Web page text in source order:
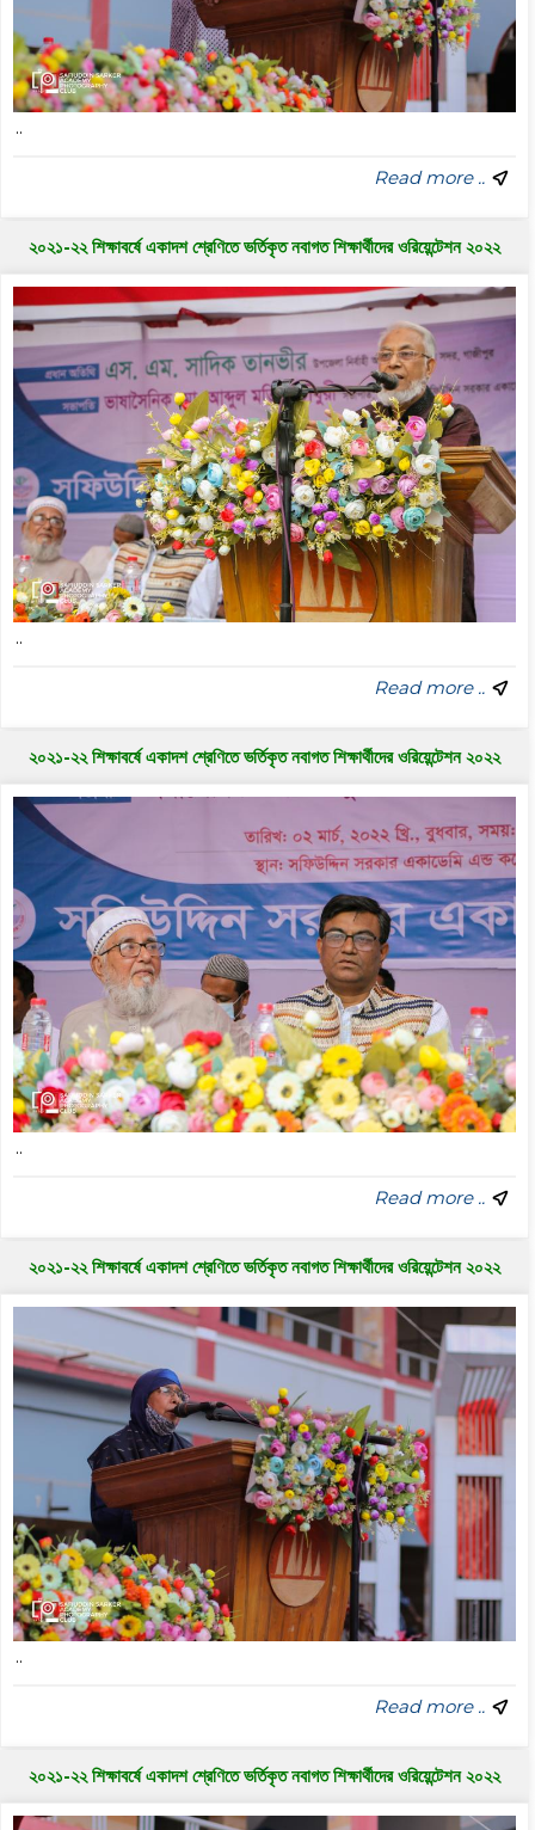
..
Read more ..
২০২১-২২ শিক্ষাবর্ষে একাদশ শ্রেণিতে ভর্তিকৃত নবাগত শিক্ষার্থীদের ওরিয়েন্টেশন ২০২২
..
Read more ..
২০২১-২২ শিক্ষাবর্ষে একাদশ শ্রেণিতে ভর্তিকৃত নবাগত শিক্ষার্থীদের ওরিয়েন্টেশন ২০২২
..
Read more ..
২০২১-২২ শিক্ষাবর্ষে একাদশ শ্রেণিতে ভর্তিকৃত নবাগত শিক্ষার্থীদের ওরিয়েন্টেশন ২০২২
..
Read more ..
২০২১-২২ শিক্ষাবর্ষে একাদশ শ্রেণিতে ভর্তিকৃত নবাগত শিক্ষার্থীদের ওরিয়েন্টেশন ২০২২